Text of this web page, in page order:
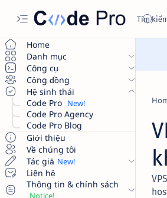
Home
Danh mục
Công cụ
Cộng đồng
Hệ sinh thái
Code Pro
Code Pro Agency
Code Pro Blog
Giới thiệu
Về chúng tôi
Tác giả
Liên hệ
Thông tin & chính sách